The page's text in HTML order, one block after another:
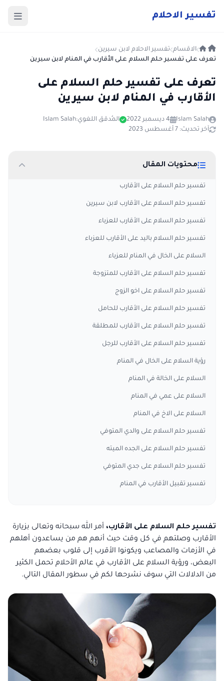
تفسير الاحلام
الاقسام تفسير الاحلام لابن سيرين
تعرف على تفسير حلم السلام على الأقارب في المنام لابن سيرين
تعرف على تفسير حلم السلام على
الأقارب في المنام لابن سيرين
Islam Salah 4 ديسمبر 2022 المُدقق اللغوي:Islam Salah
آخر تحديث: 7 أغسطس 2023
محتويات المقال
تفسير حلم السلام على الأقارب
تفسير حلم السلام على الأقارب لابن سيرين
تفسير حلم السلام على الأقارب للعزباء
تفسير حلم السلام باليد على الأقارب للعزباء
السلام على الخال في المنام للعزباء
تفسير حلم السلام على الأقارب للمتزوجة
تفسير حلم السلام على اخو الزوج
تفسير حلم السلام على الأقارب للحامل
تفسير حلم السلام على الأقارب للمطلقة
تفسير حلم السلام على الأقارب للرجل
رؤية السلام على الخال في المنام
السلام على الخالة في المنام
السلام على عمي في المنام
السلام على الاخ في المنام
تفسير حلم السلام على والدي المتوفي
تفسير حلم السلام على الجده الميته
تفسير حلم السلام على جدي المتوفي
تفسير تقبيل الأقارب في المنام
تفسير حلم السلام على الأقارب، أمر الله سبحانه وتعالى بزيارة
الأقارب وصلتهم في كل وقت حيث أنهم هم من يساعدون أهلهم
في الأزمات والمصاعب ويكونوا الأقرب إلى قلوب بعضهم
البعض، ورؤية السلام على الأقارب في عالم الأحلام تحمل الكثير
من الدلالات التي سوف نشرحها لكم في سطور المقال التالي.